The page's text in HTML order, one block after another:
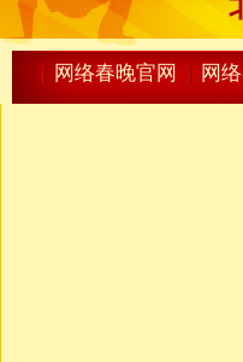
网络春晚官网 网